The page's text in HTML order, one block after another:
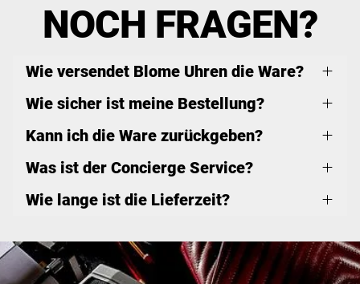
NOCH FRAGEN?
Wie versendet Blome Uhren die Ware?
Wie sicher ist meine Bestellung?
Kann ich die Ware zurückgeben?
Was ist der Concierge Service?
Wie lange ist die Lieferzeit?